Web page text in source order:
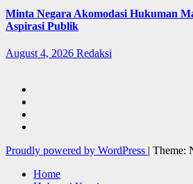
Minta Negara Akomodasi Hukuman
Aspirasi Publik
August 4, 2026 Redaksi
Proudly powered by WordPress Theme:
Home